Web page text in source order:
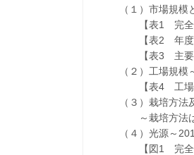
（１）市場規模と
【表1 完全人工
【表2 年度別・
【表3 主要工場
（２）工場規模～
【表4 工場規模
（３）栽培方法
～栽培方法は依
（４）光源～
【図1 完全人工